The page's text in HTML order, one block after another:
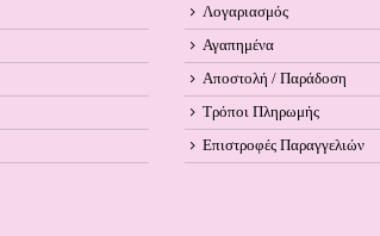
Λογαριασμός
Αγαπημένα
Αποστολή / Παράδοση
Τρόποι Πληρωμής
Επιστροφές Παραγγελιών